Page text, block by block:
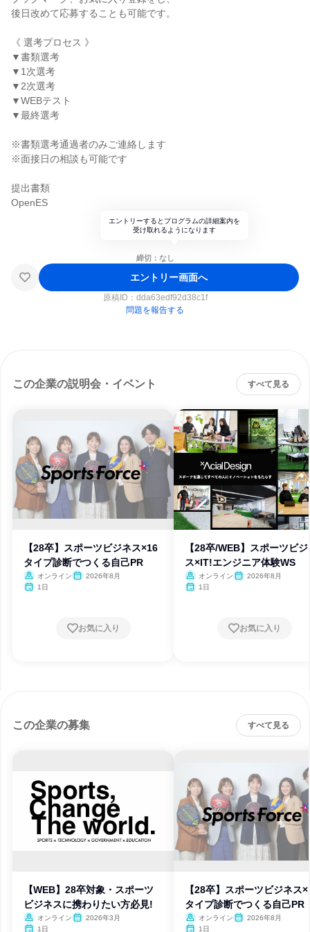
後日改めて応募することも可能です。
《 選考プロセス 》
▼書類選考
▼1次選考
▼2次選考
▼WEBテスト
▼最終選考
※書類選考通過者のみご連絡します
※面接日の相談も可能です
提出書類
OpenES
エントリーするとプログラムの詳細案内を
受け取れるようになります
締切：なし
エントリー画面へ
原稿ID： dda63edf92d38c1f
問題を報告する
この企業の説明会・イベント すべて見る
【28卒】スポーツビジネス×16
タイプ診断でつくる自己PR
オンライン
2026年8月
1日
お気に入り
【28卒/WEB】スポーツビ
ス×IT!エンジニア体験WS
オンライン
2026年8月
1日
お気に入り
この企業の募集 すべて見る
【WEB】28卒対象・スポーツ
ビジネスに携わりたい方必見!
オンライン
2026年3月
1日
【28卒】スポーツビジネス
タイプ診断でつくる自己PR
オンライン
2026年8月
1日